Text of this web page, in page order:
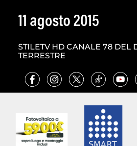
11 agosto 2015
STILETV HD CANALE 78 DEL
TERRESTRE